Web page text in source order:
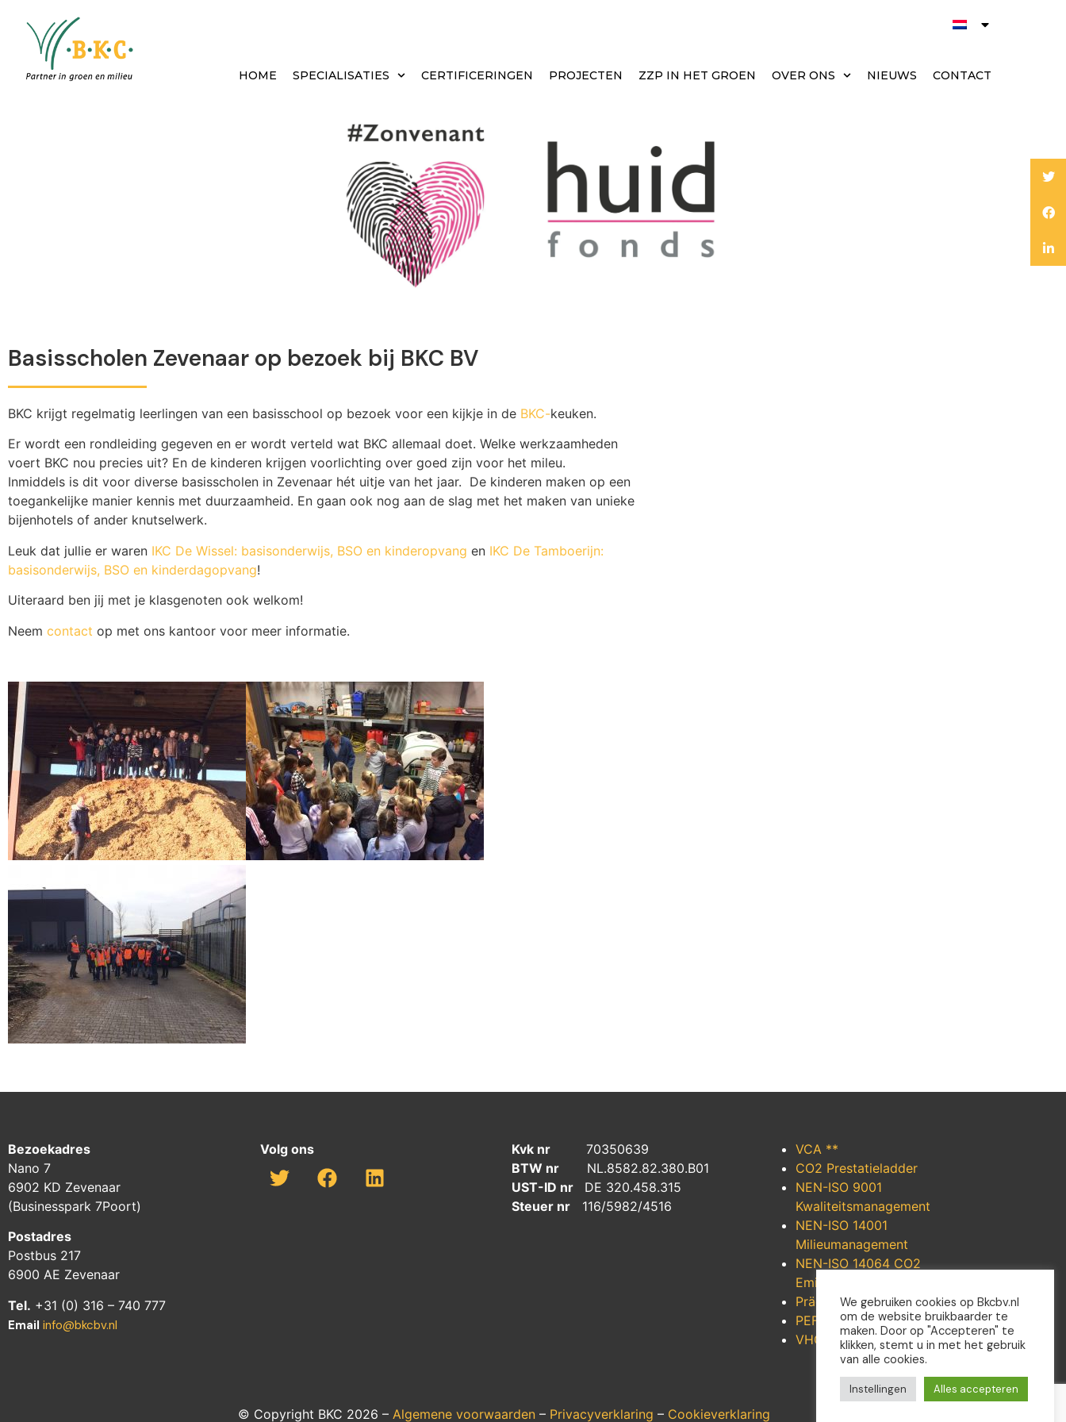
HOME SPECIALISATIES CERTIFICERINGEN PROJECTEN ZZP IN HET GROEN OVER ONS NIEUWS CONTACT
Nieuws
Basisscholen Zevenaar op bezoek bij BKC BV
BKC krijgt regelmatig leerlingen van een basisschool op bezoek voor een kijkje in de BKC-keuken.
Er wordt een rondleiding gegeven en er wordt verteld wat BKC allemaal doet. Welke werkzaamheden
voert BKC nou precies uit? En de kinderen krijgen voorlichting over goed zijn voor het mileu.
Inmiddels is dit voor diverse basisscholen in Zevenaar hét uitje van het jaar. De kinderen maken op een
toegankelijke manier kennis met duurzaamheid. En gaan ook nog aan de slag met het maken van unieke
bijenhotels of ander knutselwerk.
Leuk dat jullie er waren IKC De Wissel: basisonderwijs, BSO en kinderopvang en IKC De Tamboerijn:
basisonderwijs, BSO en kinderdagopvang!
Uiteraard ben jij met je klasgenoten ook welkom!
Neem contact op met ons kantoor voor meer informatie.
Bezoekadres
Nano 7
6902 KD Zevenaar
(Businesspark 7Poort)
Postadres
Postbus 217
6900 AE Zevenaar
Tel. +31 (0) 316 – 740 777
Email info@bkcbv.nl
Volg ons Kvk nr 70350639
BTW nr NL.8582.82.380.B01
UST-ID nr
DE 320.458.315
Steuer nr 116/5982/4516
VCA **
CO2 Prestatieladder
NEN-ISO 9001
Kwaliteitsmanagement
NEN-ISO 14001
Milieumanagement
NEN-ISO 14064 CO2
Emissiereductie
Präqualifikation
PEFC/30 – 31 – 1250
VHG
© Copyright BKC 2026 – Algemene voorwaarden– Privacyverklaring – Cookieverklaring
We gebruiken cookies op Bkcbv.nl
om de website bruikbaarder te
maken. Door op "Accepteren" te
klikken, stemt u in met het gebruik
van alle cookies.
Instellingen Alles accepteren